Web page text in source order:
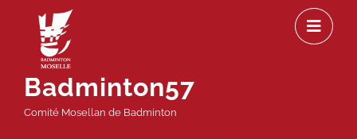
contenu
Badminton57
Comité Mosellan de Badminton